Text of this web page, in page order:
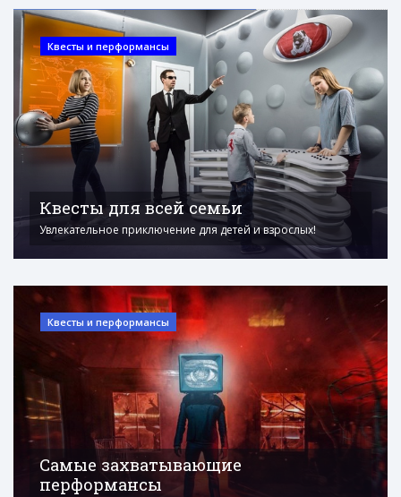
Квесты и перформансы
Квесты для всей семьи
Увлекательное приключение для детей и взрослых!
Квесты и перформансы
Самые захватывающие
перформансы